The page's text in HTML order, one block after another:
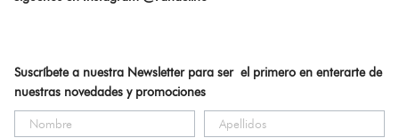
Suscríbete a nuestra Newsletter para ser el primero en enterarte de
nuestras novedades y promociones